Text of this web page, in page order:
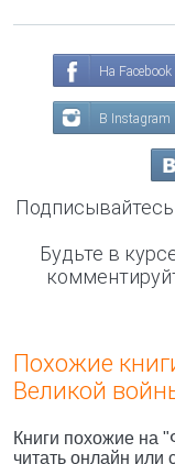
На Facebook
В Instagram
Будьте в
Похожие
Великой
Книги похожие на
читать онлайн или